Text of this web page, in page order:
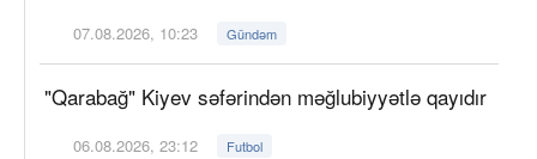
07.08.2026, 10:23 Gündəm
"Qarabağ" Kiyev səfərindən məğlubiyyətlə qayıdır
06.08.2026, 23:12 Futbol